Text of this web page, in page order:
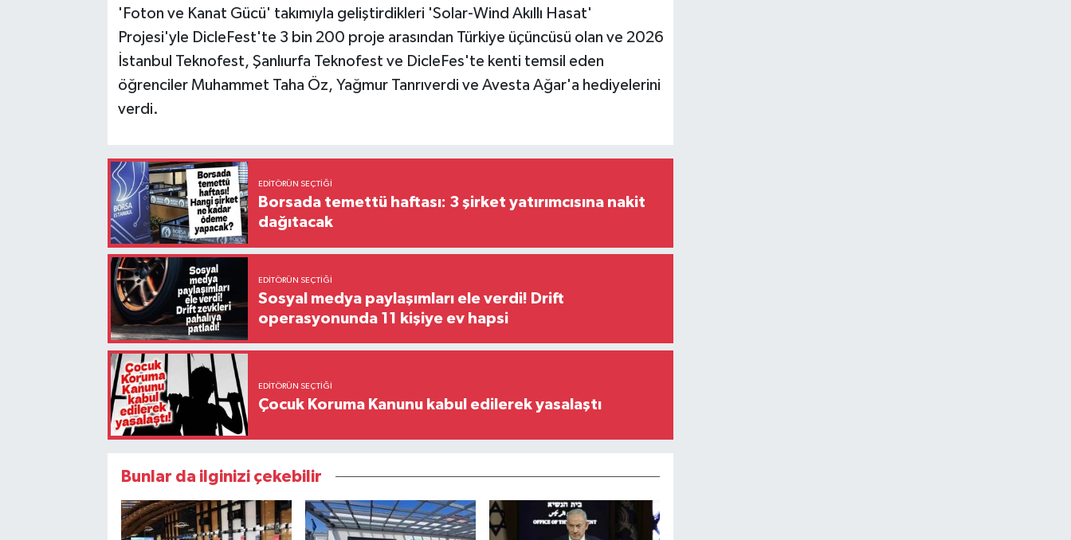
'Foton ve Kanat Gücü' takımıyla geliştirdikleri 'Solar-Wind Akıllı Hasat'
Projesi'yle DicleFest'te 3 bin 200 proje arasından Türkiye üçüncüsü olan ve 2026
İstanbul Teknofest, Şanlıurfa Teknofest ve DicleFes'te kenti temsil eden
öğrenciler Muhammet Taha Öz, Yağmur Tanrıverdi ve Avesta Ağar'a hediyelerini
verdi.
EDITÖRÜN SEÇTIĞI
Borsada temettü haftası: 3 şirket yatırımcısına nakit
dağıtacak
EDITÖRÜN SEÇTIĞI
Sosyal medya paylaşımları ele verdi! Drift
operasyonunda 11 kişiye ev hapsi
EDITÖRÜN SEÇTIĞI
Çocuk Koruma Kanunu kabul edilerek yasalaştı
Bunlar da ilginizi çekebilir